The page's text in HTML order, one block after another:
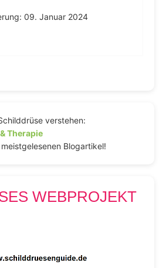
09. Januar 2024
verstehen:
Therapie
Blogartikel!
WEBPROJEKT